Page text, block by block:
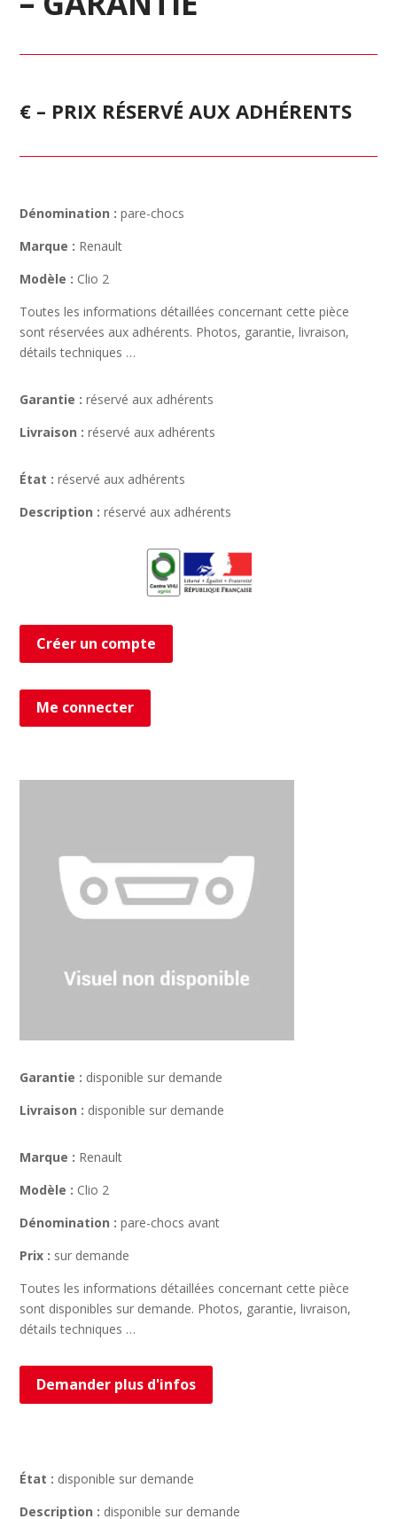
€ – PRIX RÉSERVÉ AUX ADHÉRENTS
Dénomination : pare-chocs
Marque : Renault
Modèle : Clio 2
Toutes les informations détaillées concernant cette pièce
sont réservées aux adhérents. Photos, garantie, livraison,
détails techniques …
Garantie : réservé aux adhérents
Livraison : réservé aux adhérents
État : réservé aux adhérents
Description : réservé aux adhérents
Créer un compte
Me connecter
Garantie : disponible sur demande
Livraison : disponible sur demande
Marque : Renault
Modèle : Clio 2
Dénomination : pare-chocs avant
Prix : sur demande
Toutes les informations détaillées concernant cette pièce
sont disponibles sur demande. Photos, garantie, livraison,
détails techniques …
Demander plus d'infos
État : disponible sur demande
Description : disponible sur demande